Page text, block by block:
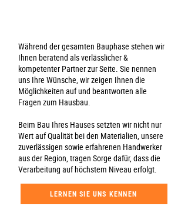
Während der gesamten Bauphase stehen wir
Ihnen beratend als verlässlicher &
kompetenter Partner zur Seite. Sie nennen
uns Ihre Wünsche, wir zeigen Ihnen die
Möglichkeiten auf und beantworten alle
Fragen zum Hausbau.
Beim Bau Ihres Hauses setzten wir nicht nur
Wert auf Qualität bei den Materialien, unsere
zuverlässigen sowie erfahrenen Handwerker
aus der Region, tragen Sorge dafür, dass die
Verarbeitung auf höchstem Niveau erfolgt.
LERNEN SIE UNS KENNEN